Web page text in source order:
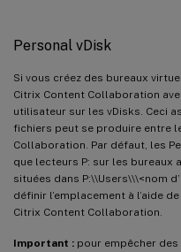
Personal vDisk
Si vous créez des bureaux
Citrix Content Collaboration
utilisateur sur les vDisks. Ceci
fichiers peut se produire entre
Collaboration. Par défaut, les
que lecteurs P: sur les bureaux
situées dans P:\\Users\\\<nom
définir l’emplacement à l’aide
Citrix Content Collaboration.
Important : pour empêcher